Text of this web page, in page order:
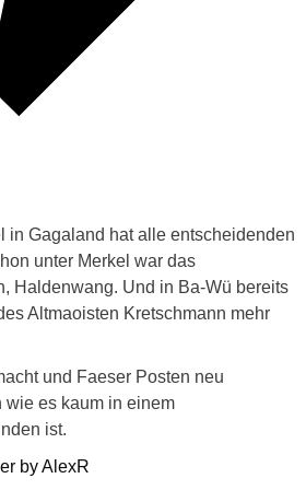
in Gagaland hat alle entscheidenden
unter Merkel war das
Haldenwang. Und in Ba-Wü bereits
Altmaoisten Kretschmann mehr
und Faeser Posten neu
wie es kaum in einem
ist.
by AlexR